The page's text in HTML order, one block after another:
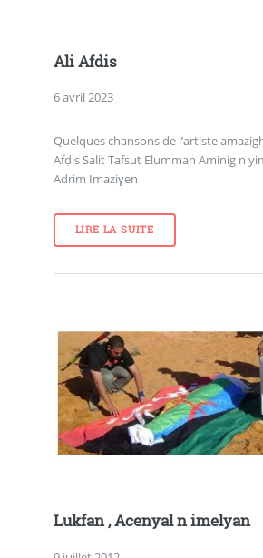
Ali Afdis
6 avril 2023
Quelques chansons de l’artiste
Afḍis Salit Tafsut Elumman Aminig n
Adrim Imaziɣen
LIRE LA SUITE
Lukfan , Acenyal n imelyan